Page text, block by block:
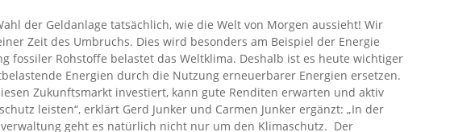
der Geldanlage tatsächlich, wie die Welt von Morgen aussieht! Wir
Zeit des Umbruchs. Dies wird besonders am Beispiel der Energie
fossiler Rohstoffe belastet das Weltklima. Deshalb ist es heute wichtiger
Energien durch die Nutzung erneuerbarer Energien ersetzen.
Zukunftsmarkt investiert, kann gute Renditen erwarten und aktiv
leisten“, erklärt Gerd Junker und Carmen Junker ergänzt: „In der
geht es natürlich nicht nur um den Klimaschutz. Der